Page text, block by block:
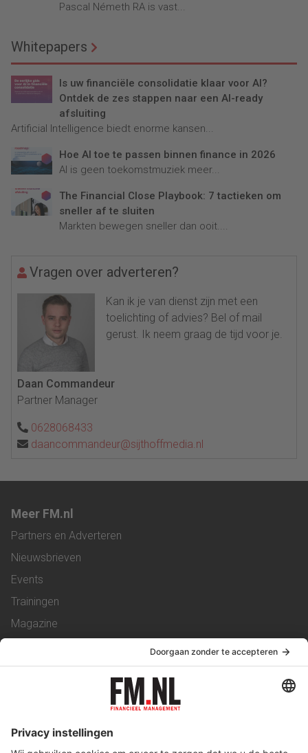
Pascal Németh RA is vast...
Whitepapers
Is uw financiële consolidatie klaar voor AI?
Ontdek de zes stappen naar een AI-ready
afsluiting
Artificial Intelligence biedt enorme kansen...
Hoe AI toe te passen binnen finance in 2026
AI is geen toekomstmuziek meer...
The Financial Close Playbook: 7 tactieken om
sneller af te sluiten
Markten bewegen sneller dan ooit....
Vragen over adverteren?
Kan ik je van dienst zijn met een
toelichting of advies? Bel of mail
gerust. Ik neem graag de tijd voor je.
Daan Commandeur
Partner Manager
0628068433
daancommandeur@sijthoffmedia.nl
Meer FM.nl
Partners en Adverteren
Nieuwsbrieven
Events
Trainingen
Magazine
Service & Contact
Werken bij ons